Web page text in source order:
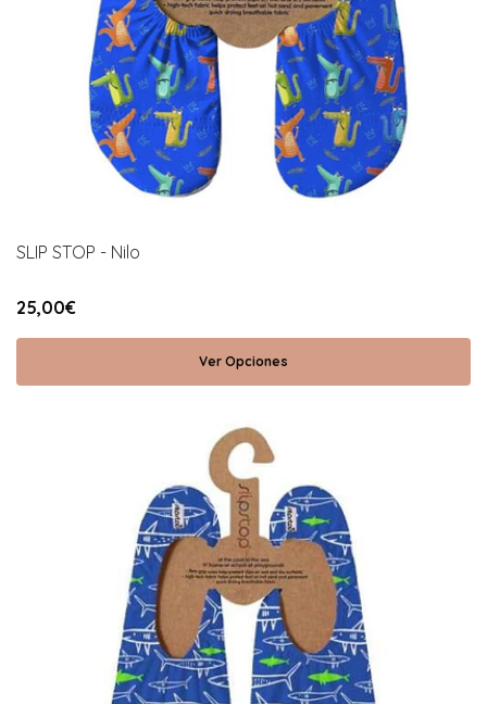
SLIP STOP - Nilo
25,00€
Ver Opciones